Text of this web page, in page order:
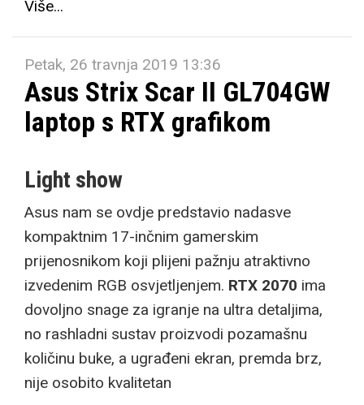
Više...
Petak, 26 travnja 2019 13:36
Asus Strix Scar II GL704GW
laptop s RTX grafikom
Light show
Asus nam se ovdje predstavio nadasve
kompaktnim 17-inčnim gamerskim
prijenosnikom koji plijeni pažnju atraktivno
izvedenim RGB osvjetljenjem. RTX 2070 ima
dovoljno snage za igranje na ultra detaljima,
no rashladni sustav proizvodi pozamašnu
količinu buke, a ugrađeni ekran, premda brz,
nije osobito kvalitetan